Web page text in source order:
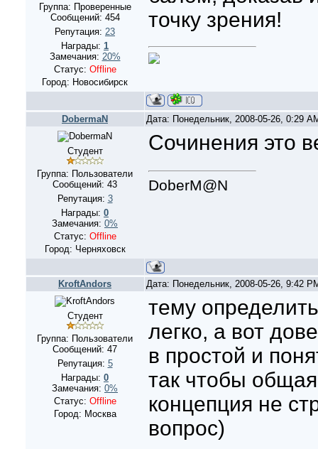
Группа: Проверенные
Сообщений: 454
Репутация: 23
Награды: 1
Замечания: 20%
Статус: Offline
Город: Новосибирск
точку зрения!
DobermaN Дата: Понедельник, 2008-05-26, 0:29
Студент
Группа: Пользователи
Сообщений: 43
Репутация: 3
Награды: 0
Замечания: 0%
Статус: Offline
Город: Черняховск
Сочинения это
DoberM@N
KroftAndors Дата: Понедельник, 2008-05-26, 9:42
Студент
Группа: Пользователи
Сообщений: 47
Репутация: 5
Награды: 0
Замечания: 0%
Статус: Offline
Город: Москва
тему
легко, а вот
в простой и
так чтобы
концепция не
вопрос)